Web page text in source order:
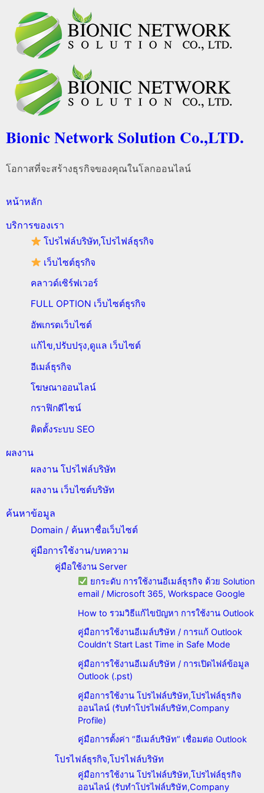
Bionic Network Solution Co.,LTD.
โอกาสที่จะสร้างธุรกิจของคุณในโลกออนไลน์
หน้าหลัก
บริการของเรา
โปรไฟล์บริษัท,โปรไฟล์ธุรกิจ
เว็บไซต์ธุรกิจ
คลาวด์เซิร์ฟเวอร์
FULL OPTION เว็บไซต์ธุรกิจ
อัพเกรดเว็บไซต์
แก้ไข,ปรับปรุง,ดูแล เว็บไซต์
อีเมล์ธุรกิจ
โฆษณาออนไลน์
กราฟิกดีไซน์
ติดตั้งระบบ SEO
ผลงาน
ผลงาน โปรไฟล์บริษัท
ผลงาน เว็บไซต์บริษัท
ค้นหาข้อมูล
Domain / ค้นหาชื่อเว็บไซต์
คู่มือการใช้งาน/บทความ
คู่มือใช้งาน Server
ยกระดับ การใช้งานอีเมล์ธุรกิจ ด้วย Solution
email / Microsoft 365, Workspace Google
How to รวมวิธีแก้ไขปัญหา การใช้งาน Outlook
คู่มือการใช้งานอีเมล์บริษัท / การแก้ Outlook
Couldn’t Start Last Time in Safe Mode
คู่มือการใช้งานอีเมล์บริษัท / การเปิดไฟล์ข้อมูล
Outlook (.pst)
คู่มือการใช้งาน โปรไฟล์บริษัท,โปรไฟล์ธุรกิจ
ออนไลน์ (รับทำโปรไฟล์บริษัท,Company
Profile)
คู่มือการตั้งค่า “อีเมล์บริษัท” เชื่อมต่อ Outlook
โปรไฟล์ธุรกิจ,โปรไฟล์บริษัท
คู่มือการใช้งาน โปรไฟล์บริษัท,โปรไฟล์ธุรกิจ
ออนไลน์ (รับทำโปรไฟล์บริษัท,Company